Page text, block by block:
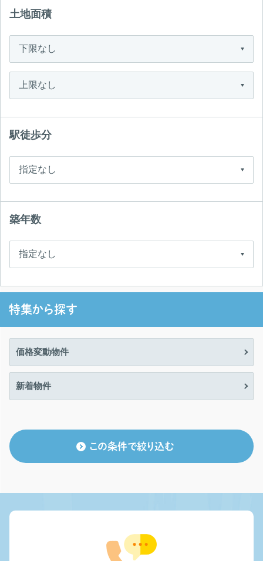
土地面積
駅徒歩分
築年数
特集から探す
価格変動物件
新着物件
この条件で絞り込む